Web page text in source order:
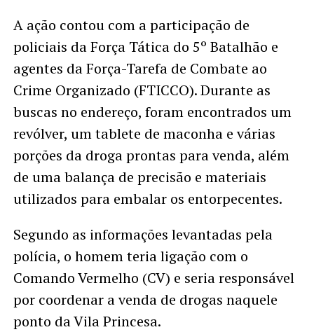
A ação contou com a participação de
policiais da Força Tática do 5º Batalhão e
agentes da Força-Tarefa de Combate ao
Crime Organizado (FTICCO). Durante as
buscas no endereço, foram encontrados um
revólver, um tablete de maconha e várias
porções da droga prontas para venda, além
de uma balança de precisão e materiais
utilizados para embalar os entorpecentes.
Segundo as informações levantadas pela
polícia, o homem teria ligação com o
Comando Vermelho (CV) e seria responsável
por coordenar a venda de drogas naquele
ponto da Vila Princesa.